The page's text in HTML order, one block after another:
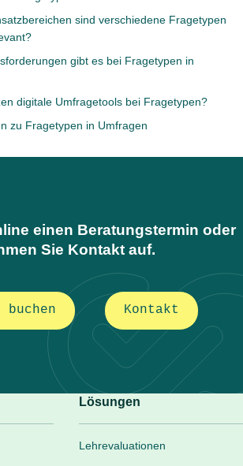
sind verschiedene Fragetypen
gibt es bei Fragetypen in
digitale Umfragetools bei Fragetypen?
zu Fragetypen in Umfragen
einen Beratungstermin oder
Sie Kontakt auf.
buchen Kontakt
Lösungen
Lehrevaluationen